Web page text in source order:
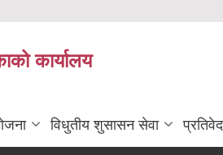
कार्यालय
विधुतीय शुसासन सेवा